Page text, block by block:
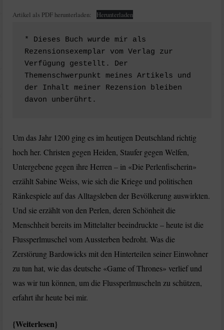
Artikel als PDF herunterladen: Herunterladen
* Dieses Buch wurde mir als
Rezensionsexemplar vom Verlag zur
Verfügung gestellt. Der
Themenschwerpunkt meines Artikels und
der Inhalt meiner Rezension bleiben
davon unberührt.
Um das Jahr 1200 ging es im heutigen Deutschland richtig
hoch her. Christen gegen Heiden, Staufer gegen Welfen,
Untergebene gegen ihre Herren – in «Die Perlenfischerin»
erzählt Sabine Weiss, wie sich die Kriege und politischen
Ränkespiele auf das Alltagsleben der Bevölkerung auswirkten.
Und sie erzählt von den Perlen, deren Schönheit die
Menschheit bereits im Mittelalter beeindruckte – heute ist die
Flussperlmuschel vom Aussterben bedroht. Was die
Zerstörung Bardowicks mit den Hinterteilen seiner Einwohner
zu tun hat, wie das deutsche «Game of Thrones» verlief und
was wir tun können, um die Flussperlmuscheln zu schützen,
erfahrt ihr heute bei mir.
Weiterlesen